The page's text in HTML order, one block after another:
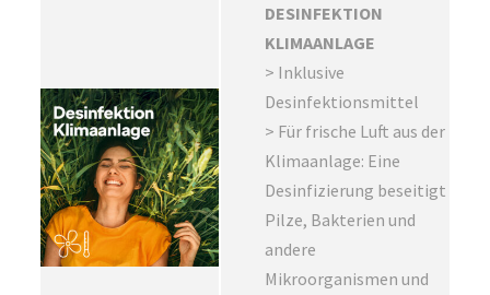
DESINFEKTION
KLIMAANLAGE
> Inklusive
Desinfektionsmittel
> Für frische Luft aus der
Klimaanlage: Eine
Desinfizierung beseitigt
Pilze, Bakterien und
andere
Mikroorganismen und